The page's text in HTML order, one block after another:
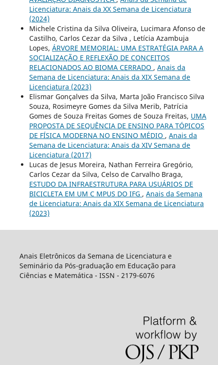
Licenciatura: Anais da XX Semana de Licenciatura
(2024)
Michele Cristina da Silva Oliveira, Lucimara Afonso de
Castilho, Carlos Cezar da Silva , Letícia Azambuja
Lopes, ÁRVORE MEMORIAL: UMA ESTRATÉGIA PARA A
SOCIALIZAÇÃO E REFLEXÃO DE CONCEITOS
RELACIONADOS AO BIOMA CERRADO , Anais da
Semana de Licenciatura: Anais da XIX Semana de
Licenciatura (2023)
Elismar Gonçalves da Silva, Marta João Francisco Silva
Souza, Rosimeyre Gomes da Silva Merib, Patrícia
Gomes de Souza Freitas Gomes de Souza Freitas, UMA
PROPOSTA DE SEQUÊNCIA DE ENSINO PARA TÓPICOS
DE FÍSICA MODERNA NO ENSINO MÉDIO , Anais da
Semana de Licenciatura: Anais da XIV Semana de
Licenciatura (2017)
Lucas de Jesus Moreira, Nathan Ferreira Gregório,
Carlos Cezar da Silva, Celso de Carvalho Braga,
ESTUDO DA INFRAESTRUTURA PARA USUÁRIOS DE
BICICLETA EM UM C MPUS DO IFG , Anais da Semana
de Licenciatura: Anais da XIX Semana de Licenciatura
(2023)
Anais Eletrônicos da Semana de Licenciatura e
Seminário da Pós-graduação em Educação para
Ciências e Matemática - ISSN - 2179-6076